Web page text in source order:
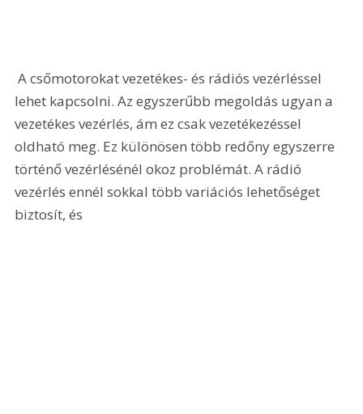
A csőmotorokat vezetékes- és rádiós vezérléssel
lehet kapcsolni. Az egyszerűbb megoldás ugyan a
vezetékes vezérlés, ám ez csak vezetékezéssel
oldható meg. Ez különösen több redőny egyszerre
történő vezérlésénél okoz problémát. A rádió
vezérlés ennél sokkal több variációs lehetőséget
biztosít, és